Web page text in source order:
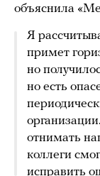
объяснила
Я
примет
но
но есть
отнимать
коллеги
исправить